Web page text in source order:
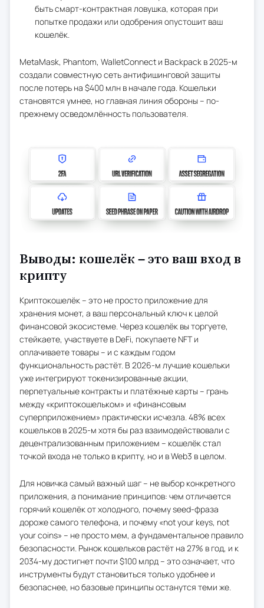
быть смарт-контрактная ловушка, которая при
попытке продажи или одобрения опустошит ваш
кошелёк.
MetaMask, Phantom, WalletConnect и Backpack в 2025-м
создали совместную сеть антифишинговой защиты
после потерь на $400 млн в начале года. Кошельки
становятся умнее, но главная линия обороны – по-
прежнему осведомлённость пользователя.
Выводы: кошелёк – это ваш вход в
крипту
Криптокошелёк – это не просто приложение для
хранения монет, а ваш персональный ключ к целой
финансовой экосистеме. Через кошелёк вы торгуете,
стейкаете, участвуете в DeFi, покупаете NFT и
оплачиваете товары – и с каждым годом
функциональность растёт. В 2026-м лучшие кошельки
уже интегрируют токенизированные акции,
перпетуальные контракты и платёжные карты – грань
между «криптокошельком» и «финансовым
суперприложением» практически исчезла. 48% всех
кошельков в 2025-м хотя бы раз взаимодействовали с
децентрализованным приложением – кошелёк стал
точкой входа не только в крипту, но и в Web3 в целом.
Для новичка самый важный шаг – не выбор конкретного
приложения, а понимание принципов: чем отличается
горячий кошелёк от холодного, почему seed-фраза
дороже самого телефона, и почему «not your keys, not
your coins» – не просто мем, а фундаментальное правило
безопасности. Рынок кошельков растёт на 27% в год, и к
2034-му достигнет почти $100 млрд – это означает, что
инструменты будут становиться только удобнее и
безопаснее, но базовые принципы останутся теми же.